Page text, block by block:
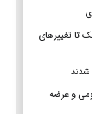
تا تغییرهای
شدند
و عرضه